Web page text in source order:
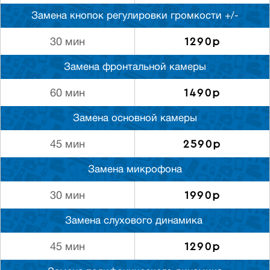
Замена кнопок регулировки громкости +/-
30 мин 1290р
Замена фронтальной камеры
60 мин 1490р
Замена основной камеры
45 мин 2590р
Замена микрофона
30 мин 1990р
Замена слуxового динамика
45 мин 1290р